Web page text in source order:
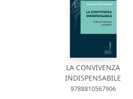
LA CONVIVENZA
INDISPENSABILE
9788810567906